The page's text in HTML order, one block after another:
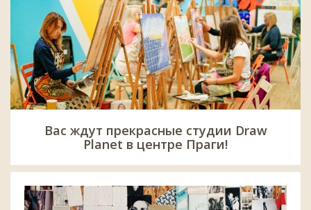
Вас ждут прекрасные студии Draw
Planet в центре Праги!